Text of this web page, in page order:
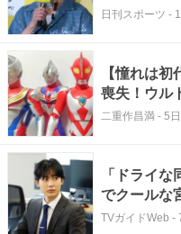
ね」
日刊スポーツ -
【憧れは
喪失！ウル
ンゼアスの
二重作昌満 - 5
「ドライ
でクールな
われる」
TVガイドWeb -